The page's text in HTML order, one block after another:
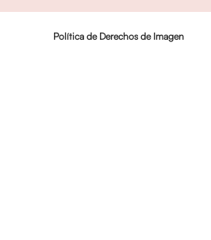
Política de Derechos de Imagen